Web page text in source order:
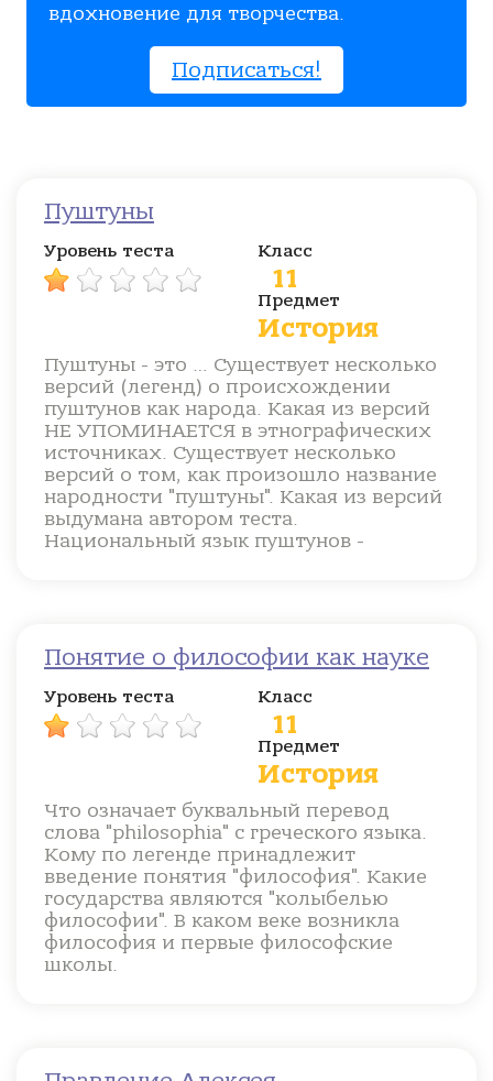
вдохновение для творчества.
Подписаться!
Пуштуны
Уровень теста Класс
11
Предмет
История
Пуштуны - это … Существует несколько
версий (легенд) о происхождении
пуштунов как народа. Какая из версий
НЕ УПОМИНАЕТСЯ в этнографических
источниках. Существует несколько
версий о том, как произошло название
народности "пуштуны". Какая из версий
выдумана автором теста.
Национальный язык пуштунов -
Понятие о философии как науке
Уровень теста Класс
11
Предмет
История
Что означает буквальный перевод
слова "philosophia" с греческого языка.
Кому по легенде принадлежит
введение понятия "философия". Какие
государства являются "колыбелью
философии". В каком веке возникла
философия и первые философские
школы.